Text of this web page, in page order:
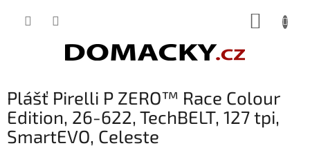
Plášť Pirelli P ZERO™ Race Colour
Edition, 26-622, TechBELT, 127 tpi,
SmartEVO, Celeste